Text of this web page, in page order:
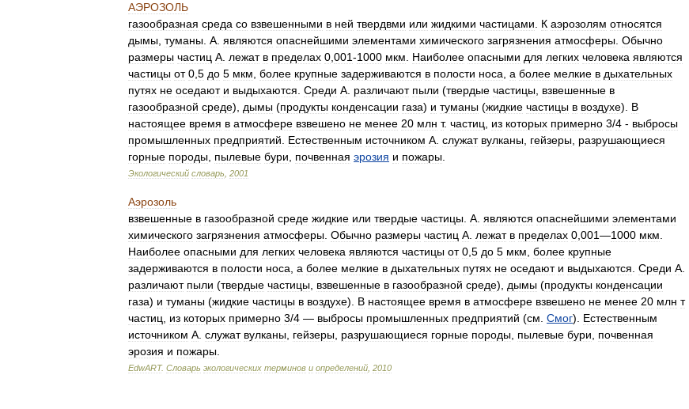
АЭРОЗОЛЬ
газообразная среда со взвешенными в ней твердвми или жидкими частицами К аэрозолям относятся
дымы туманы А являются опаснейшими элементами химического загрязнения атмосферы Обычно
размеры частиц А лежат в пределах 0 001-1000 мкм Наиболее опасными для легких человека являются
частицы от 0 5 до 5 мкм более крупные задерживаются в полости носа а более мелкие в дыхательных
путях не оседают и выдыхаются Среди А различают пыли (твердые частицы взвешенные в
газообразной среде), дымы (продукты конденсации газа) и туманы (жидкие частицы в воздухе). В
настоящее время в атмосфере взвешено не менее 20 млн т. частиц из которых примерно 3/4 - выбросы
промышленных предприятий Естественным источником А служат вулканы гейзеры разрушающиеся
горные породы пылевые бури почвенная эрозия и пожары
Экологический словарь 2001
Аэрозоль
взвешенные в газообразной среде жидкие или твердые частицы А являются опаснейшими элементами
химического загрязнения атмосферы Обычно размеры частиц А лежат в пределах 0 001—1000 мкм
Наиболее опасными для легких человека являются частицы от 0 5 до 5 мкм более крупные
задерживаются в полости носа а более мелкие в дыхательных путях не оседают и выдыхаются Среди А
различают пыли (твердые частицы взвешенные в газообразной среде), дымы (продукты конденсации
газа) и туманы (жидкие частицы в воздухе). В настоящее время в атмосфере взвешено не менее 20 млн т
частиц
из которых примерно 3/4 — выбросы промышленных предприятий (см Смог). Естественным
источником А служат вулканы гейзеры разрушающиеся горные породы пылевые бури
почвенная
эрозия и пожары
EdwART. Словарь экологических терминов и определений 2010